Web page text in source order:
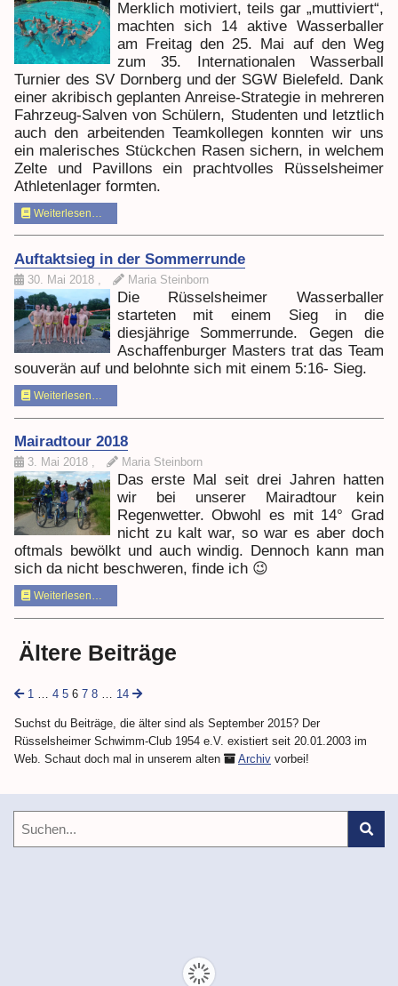
Merklich motiviert, teils gar „muttiviert“,
machten sich 14 aktive Wasserballer
am Freitag den 25. Mai auf den Weg
zum 35. Internationalen Wasserball
Turnier des SV Dornberg und der SGW Bielefeld. Dank
einer akribisch geplanten Anreise-Strategie in mehreren
Fahrzeug-Salven von Schülern, Studenten und letztlich
auch den arbeitenden Teamkollegen konnten wir uns
ein malerisches Stückchen Rasen sichern, in welchem
Zelte und Pavillons ein prachtvolles Rüsselsheimer
Athletenlager formten.
Weiterlesen…
Auftaktsieg in der Sommerrunde
30. Mai 2018 , Maria Steinborn
Die Rüsselsheimer Wasserballer
starteten mit einem Sieg in die
diesjährige Sommerrunde. Gegen die
Aschaffenburger Masters trat das Team
souverän auf und belohnte sich mit einem 5:16- Sieg.
Weiterlesen…
Mairadtour 2018
3. Mai 2018 , Maria Steinborn
Das erste Mal seit drei Jahren hatten
wir bei unserer Mairadtour kein
Regenwetter. Obwohl es mit 14° Grad
nicht zu kalt war, so war es aber doch
oftmals bewölkt und auch windig. Dennoch kann man
sich da nicht beschweren, finde ich 😉
Weiterlesen…
Ältere Beiträge
1 … 4 5 6 7 8 … 14
Suchst du Beiträge, die älter sind als September 2015? Der
Rüsselsheimer Schwimm-Club 1954 e.V. existiert seit 20.01.2003 im
Web. Schaut doch mal in unserem alten
Archiv vorbei!